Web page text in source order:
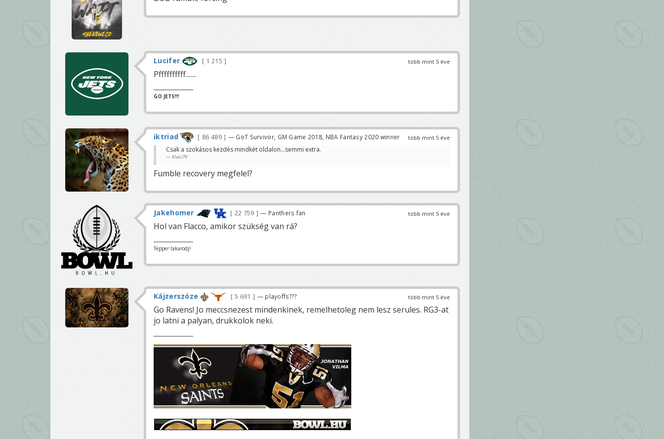
több mint 5 éve
Lucifer 1 215
Pffffffffff.......
GO JETS!!!
több mint 5 éve
iktriad 86 489 — GoT Survivor, GM Game 2018, NBA Fantasy 2020 winner
Csak a szokásos kezdés mindkét oldalon...semmi extra.
Klaci79
Fumble recovery megfelel?
több mint 5 éve
Jakehomer 22 759 — Panthers fan
Hol van Flacco, amikor szükség van rá?
Tepper takarodj!
több mint 5 éve
Kájzerszóze 5 691 — playoffs???
Go Ravens! Jo meccsnezest mindenkinek, remelhetoleg nem lesz serules. RG3-at
jo latni a palyan, drukkolok neki.